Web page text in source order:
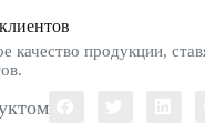
качество продукции,